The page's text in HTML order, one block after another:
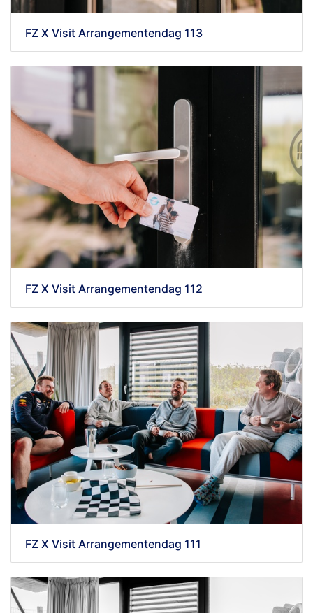
FZ X Visit Arrangementendag 113
FZ X Visit Arrangementendag 112
FZ X Visit Arrangementendag 111